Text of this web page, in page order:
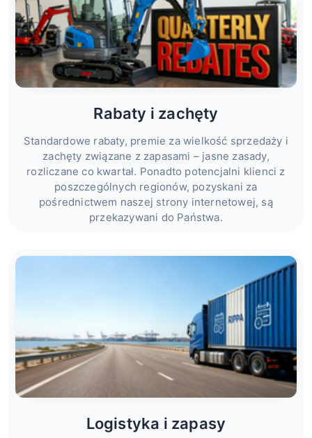
Rabaty i zachęty
Standardowe rabaty, premie za wielkość sprzedaży i
zachęty związane z zapasami – jasne zasady,
rozliczane co kwartał. Ponadto potencjalni klienci z
poszczególnych regionów, pozyskani za
pośrednictwem naszej strony internetowej, są
przekazywani do Państwa.
Logistyka i zapasy